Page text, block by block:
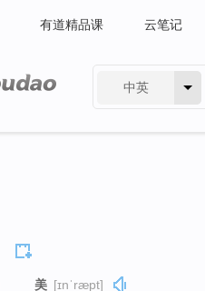
有道精品课 云笔记
中英
美 [ɪnˈræpt]